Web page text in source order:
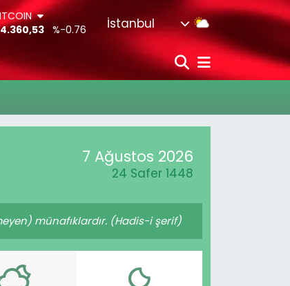
%-0.76
EURO
%0.01
%0.02
İstanbul
7 Ağustos 2026
24 Safer 1448
münafıklardır. (Hadis-i şerif)